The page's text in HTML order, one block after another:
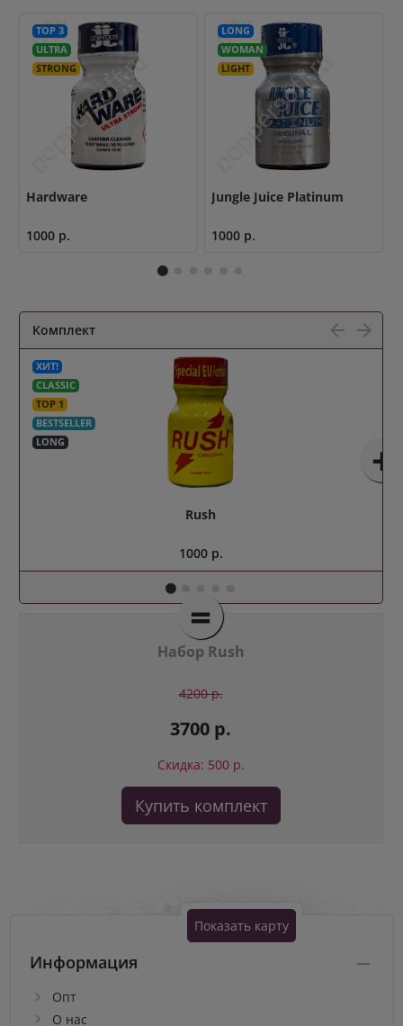
TOP 3
ULTRA
STRONG
Hardware
1000 р.
LONG
WOMAN
LIGHT
Jungle Juice Platinum
1000 р.
Комплект
ХИТ!
CLASSIC
TOP 1
BESTSELLER
LONG
Rush
1000 р.
+
=
Набор Rush
4200 р.
3700 р.
Скидка: 500 р.
Купить комплект
Показать карту
Информация
Опт
О нас